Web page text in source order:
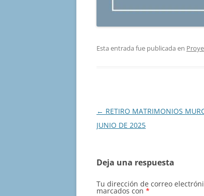
Esta entrada fue publicada en
Navegación
de
← RETIRO MATRIMONIOS
JUNIO DE 2025
Deja una respuesta
Tu dirección de correo
marcados con *